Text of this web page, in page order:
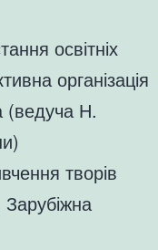
освітніх
організація
(ведуча Н.
творів
Зарубіжна